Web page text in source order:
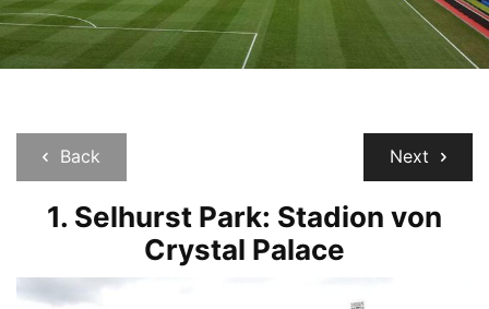
Back Next
1. Selhurst Park: Stadion von
Crystal Palace